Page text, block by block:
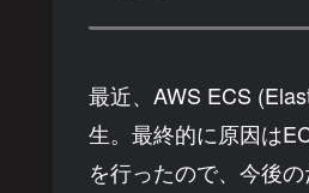
最近、AWS ECS
生。最終的に原因は
を行ったので、今後